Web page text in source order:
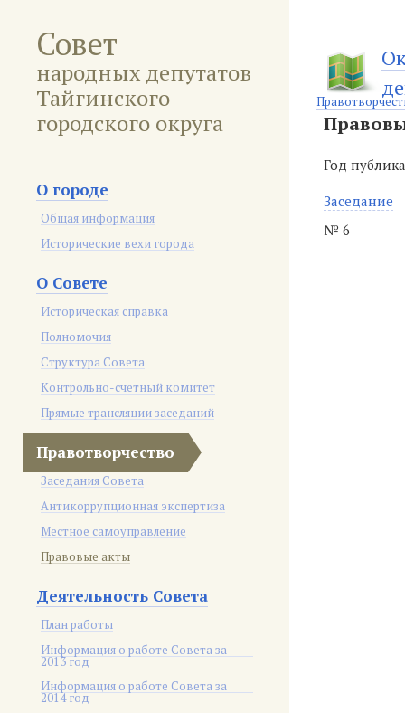
Совет
народных депутатов
Тайгинского
городского округа
О городе
Общая информация
Исторические вехи города
О Совете
Историческая справка
Полномочия
Структура Совета
Контрольно-счетный комитет
Прямые трансляции заседаний
Правотворчество
Заседания Совета
Антикоррупционная экспертиза
Местное самоуправление
Правовые акты
Деятельность Совета
План работы
Информация о работе Совета за
2013 год
Информация о работе Совета за
2014 год
Год
Заседание
№ 6